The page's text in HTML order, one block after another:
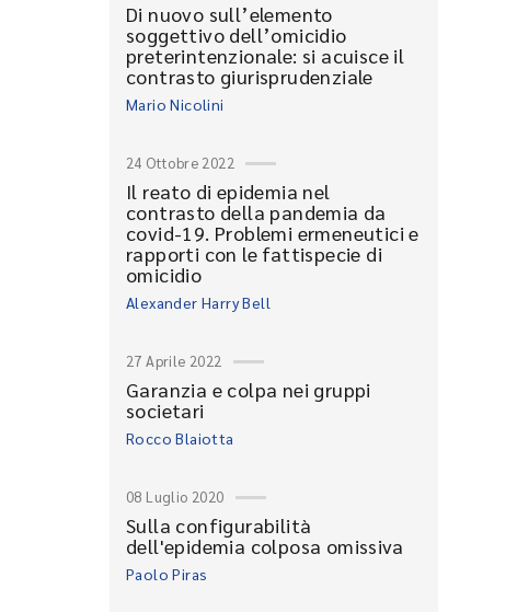
Di nuovo sull’elemento
soggettivo dell’omicidio
preterintenzionale: si acuisce il
contrasto giurisprudenziale
Mario Nicolini
24 Ottobre 2022
Il reato di epidemia nel
contrasto della pandemia da
covid-19. Problemi ermeneutici e
rapporti con le fattispecie di
omicidio
Alexander Harry Bell
27 Aprile 2022
Garanzia e colpa nei gruppi
societari
Rocco Blaiotta
08 Luglio 2020
Sulla configurabilità
dell'epidemia colposa omissiva
Paolo Piras